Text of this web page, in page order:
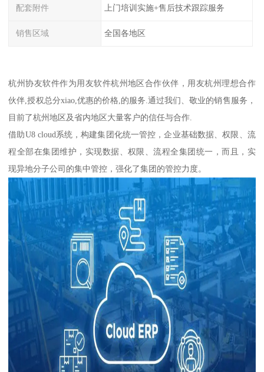
配套附件 上门培训实施+售后技术跟踪服务
销售区域 全国各地区
杭州协友软件作为用友软件杭州地区合作伙伴，用友杭州理想合作
伙伴,授权总分xiao,优惠的价格,的服务.通过我们、敬业的销售服务，
目前了杭州地区及省内地区大量客户的信任与合作.
借助U8 cloud系统，构建集团化统一管控，企业基础数据、权限、流
程全部在集团维护，实现数据、权限、流程全集团统一，而且，实
现异地分子公司的集中管控，强化了集团的管控力度。